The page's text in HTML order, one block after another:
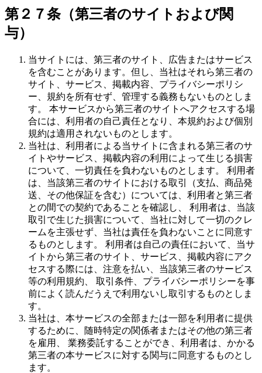
第２７条（第三者のサイトおよび関
与）
当サイトには、第三者のサイト、広告またはサービス
を含むことがあります。但し、当社はそれら第三者の
サイト、サービス、掲載内容、プライバシーポリシ
ー、規約を所有せず、管理する義務もないものとしま
す。 本サービスから第三者のサイトへアクセスする場
合には、利用者の自己責任となり、本規約および個別
規約は適用されないものとします。
当社は、利用者による当サイトに含まれる第三者のサ
イトやサービス、掲載内容の利用によって生じる損害
について、一切責任を負わないものとします。 利用者
は、当該第三者のサイトにおける取引（支払、商品発
送、その他保証を含む）については、利用者と第三者
との間での契約であることを確認し、 利用者は、当該
取引で生じた損害について、当社に対して一切のクレ
ームを主張せず、当社は責任を負わないことに同意す
るものとします。 利用者は自己の責任において、当サ
イトから第三者のサイト、サービス、掲載内容にアク
セスする際には、注意を払い、当該第三者のサービス
等の利用規約、 取引条件、プライバシーポリシーを事
前によく読んだうえで利用ないし取引するものとしま
す。
当社は、本サービスの全部または一部を利用者に提供
するために、随時特定の関係者またはその他の第三者
を雇用、 業務委託することができ、利用者は、かかる
第三者の本サービスに対する関与に同意するものとし
ます。